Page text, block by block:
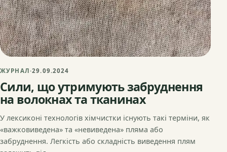
ЖУРНАЛ·29.09.2024
Сили, що утримують забруднення
на волокнах та тканинах
У лексиконі технологів хімчистки існують такі терміни, як
«важковиведена» та «невиведена» пляма або
забруднення. Легкість або складність виведення плям